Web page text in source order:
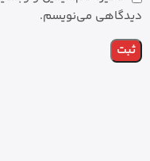
دیدگاهی می‌نویسم.